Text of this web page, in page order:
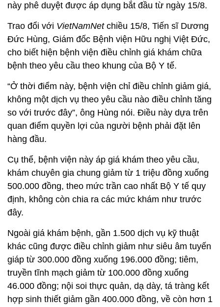
này phê duyệt được áp dụng bắt đầu từ ngày 15/8.
Trao đổi với VietNamNet chiều 15/8, Tiến sĩ Dương
Đức Hùng, Giám đốc Bệnh viện Hữu nghị Việt Đức,
cho biết hiện bệnh viện điều chỉnh giá khám chữa
bệnh theo yêu cầu theo khung của Bộ Y tế.
“Ở thời điểm này, bệnh viện chỉ điều chỉnh giảm giá,
không một dịch vụ theo yêu cầu nào điều chỉnh tăng
so với trước đây”, ông Hùng nói. Điều này dựa trên
quan điểm quyền lợi của người bệnh phải đặt lên
hàng đầu.
Cụ thể, bệnh viện này áp giá khám theo yêu cầu,
khám chuyên gia chung giảm từ 1 triệu đồng xuống
500.000 đồng, theo mức trần cao nhất Bộ Y tế quy
định, không còn chia ra các mức khám như trước
đây.
Ngoài giá khám bệnh, gần 1.500 dịch vụ kỹ thuật
khác cũng được điều chỉnh giảm như siêu âm tuyến
giáp từ 300.000 đồng xuống 196.000 đồng; tiêm,
truyền tĩnh mạch giảm từ 100.000 đồng xuống
46.000 đồng; nội soi thực quản, dạ dày, tá tràng kết
hợp sinh thiết giảm gần 400.000 đồng, về còn hơn 1